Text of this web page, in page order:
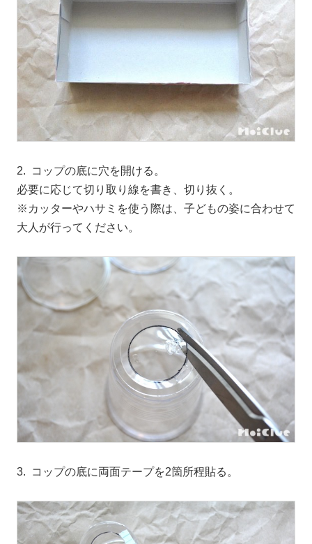
2. コップの底に穴を開ける。
必要に応じて切り取り線を書き、切り抜く。
※カッターやハサミを使う際は、子どもの姿に合わせて
大人が行ってください。
3. コップの底に両面テープを2箇所程貼る。